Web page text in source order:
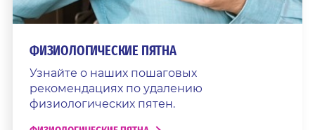
ФИЗИОЛОГИЧЕСКИЕ ПЯТНА
Узнайте о наших пошаговых
рекомендациях по удалению
физиологических пятен.